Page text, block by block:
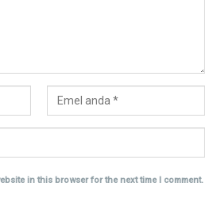
in this browser for the next time I comment.